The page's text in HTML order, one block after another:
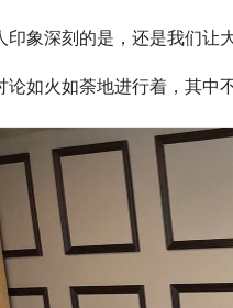
印象深刻的是，还是我们让
论如火如荼地进行着，其